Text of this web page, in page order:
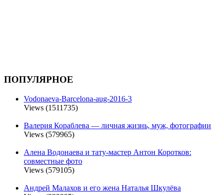
ПОПУЛЯРНОЕ
Vodonaeva-Barcelona-aug-2016-3
Views (1511735)
Валерия Кораблева — личная жизнь, муж, фотографии
Views (579965)
Алена Водонаева и тату-мастер Антон Коротков:
совместные фото
Views (579105)
Андрей Малахов и его жена Наталья Шкулёва